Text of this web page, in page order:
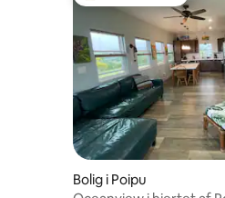
Bolig i Poipu